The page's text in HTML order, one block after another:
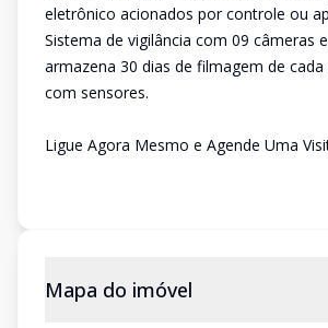
eletrônico acionados por controle ou
Sistema de vigilância com 09 câmeras
armazena 30 dias de filmagem de
com sensores.
Ligue Agora Mesmo e Agende Uma
Mapa do imóvel